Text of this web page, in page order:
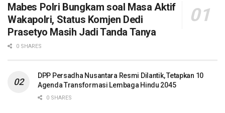
Mabes Polri Bungkam soal Masa Aktif
Wakapolri, Status Komjen Dedi
Prasetyo Masih Jadi Tanda Tanya
0 SHARES
DPP Persadha Nusantara Resmi Dilantik, Tetapkan 10
Agenda Transformasi Lembaga Hindu 2045
0 SHARES